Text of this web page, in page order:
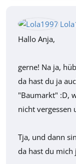
Hallo Anja,
gerne! Na ja,
da hast du ja
"Baumarkt" :D,
nicht vergessen
Tja, und dann
da hast du mich